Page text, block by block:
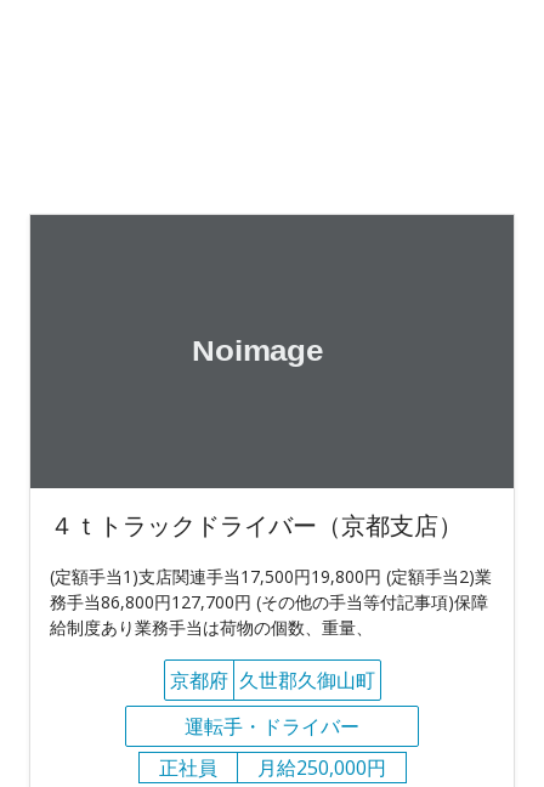
４ｔトラックドライバー（京都支店）
(定額手当1)支店関連手当17,500円19,800円 (定額手当2)業
務手当86,800円127,700円 (その他の手当等付記事項)保障
給制度あり業務手当は荷物の個数、重量、
京都府 久世郡久御山町
運転手・ドライバー
正社員
月給250,000円